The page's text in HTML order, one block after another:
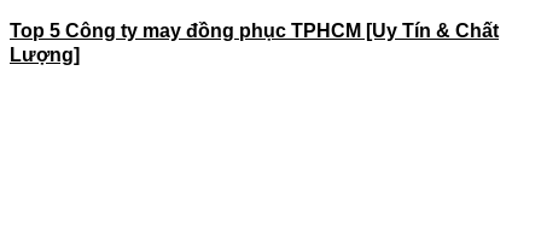
Top 5 Công ty may đồng phục TPHCM [Uy Tín & Chất
Lượng]